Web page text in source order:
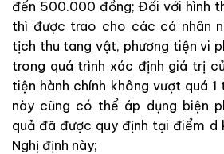
đến 500.000 đồng; Đối với hình
thì được trao cho các cá nhân
tịch thu tang vật, phương tiện vi
trong quá trình xác định giá trị
tiện hành chính không vượt quá 1
này cũng có thể áp dụng biện
quả đã được quy định tại điểm d
Nghị định này;